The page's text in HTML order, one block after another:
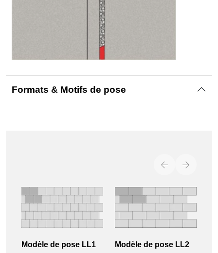
Formats & Motifs de pose
Modèle de pose LL1 Modèle de pose LL2